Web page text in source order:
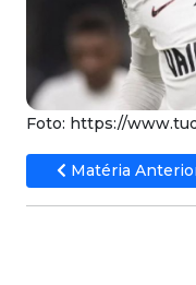
Foto: https://
Matéria